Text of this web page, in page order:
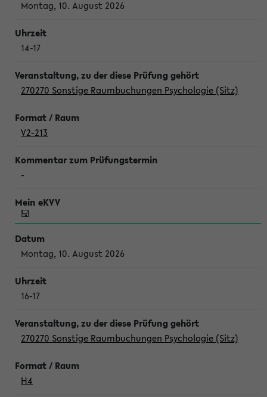
Montag, 10. August 2026
14-17
270270 Sonstige Raumbuchungen Psychologie (Sitz)
V2-213
-
Montag, 10. August 2026
16-17
270270 Sonstige Raumbuchungen Psychologie (Sitz)
H4